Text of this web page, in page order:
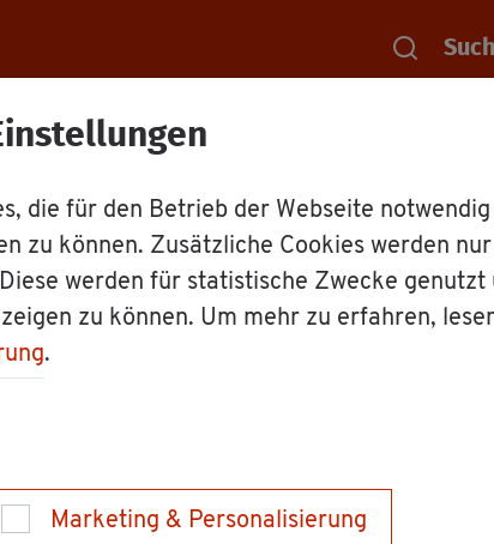
die für den Betrieb der Webseite
zu können. Zusätzliche Cookies werden
werden für statistische Zwecke genutzt
zu können. Um mehr zu erfahren,
.
Marketing & Personalisierung
Rat­haus Mit­ar­bei­ter
Mar­tin